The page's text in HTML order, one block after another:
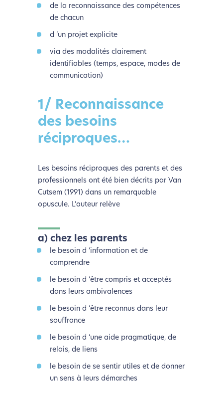
de la reconnaissance des compétences
de chacun
d ‘un projet explicite
via des modalités clairement
identifiables (temps, espace, modes de
communication)
1/ Reconnaissance
des besoins
réciproques…
Les besoins réciproques des parents et des
professionnels ont été bien décrits par Van
Cutsem (1991) dans un remarquable
opuscule. L’auteur relève
a) chez les parents
le besoin d ‘information et de
comprendre
le besoin d ‘être compris et acceptés
dans leurs ambivalences
le besoin d ‘être reconnus dans leur
souffrance
le besoin d ‘une aide pragmatique, de
relais, de liens
le besoin de se sentir utiles et de donner
un sens à leurs démarches